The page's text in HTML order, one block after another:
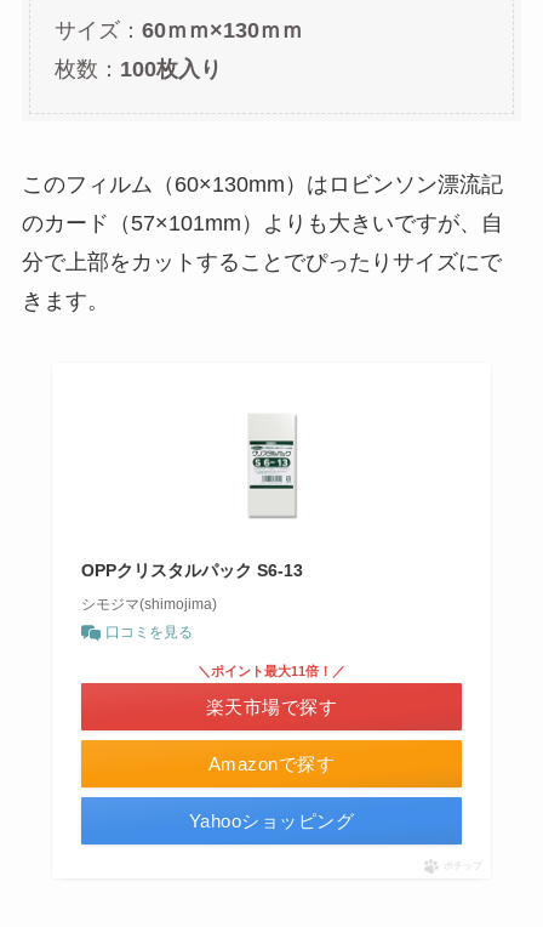
サイズ： 60ｍｍ×130ｍｍ
枚数： 100枚入り
このフィルム（60×130mm）はロビンソン漂流記
のカード（57×101mm）よりも大きいですが、自
分で上部をカットすることでぴったりサイズにで
きます。
OPPクリスタルパック S6-13
シモジマ(shimojima)
口コミを見る
Amazonで探す
＼ポイント最大11倍！／
楽天市場で探す
Yahooショッピング
ポチップ